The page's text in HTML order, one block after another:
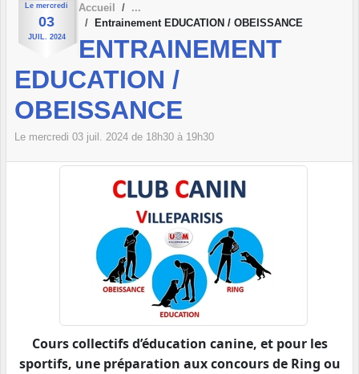
Le mercredi
03
JUIL. 2024
Accueil
Entrainement EDUCATION / OBEISSANCE
ENTRAINEMENT
EDUCATION /
OBEISSANCE
Le mercredi 03 juil. 2024 de 18h30 à 19h30
Cours collectifs d’éducation canine, et pour les
sportifs, une préparation aux concours de Ring ou